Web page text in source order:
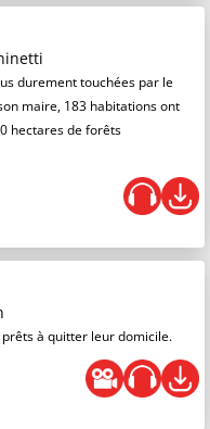
durement touchées par le
maire, 183 habitations ont
hectares de forêts
à quitter leur domicile.